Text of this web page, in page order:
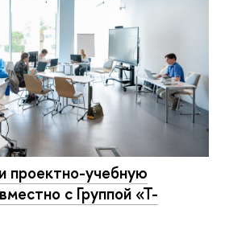
проектно-учебную
с Группой «Т-